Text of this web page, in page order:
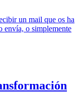
un mail que os ha
envía, o simplemente